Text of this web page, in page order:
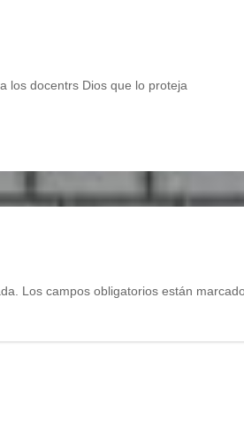
los docentrs Dios que lo proteja
Los campos obligatorios están